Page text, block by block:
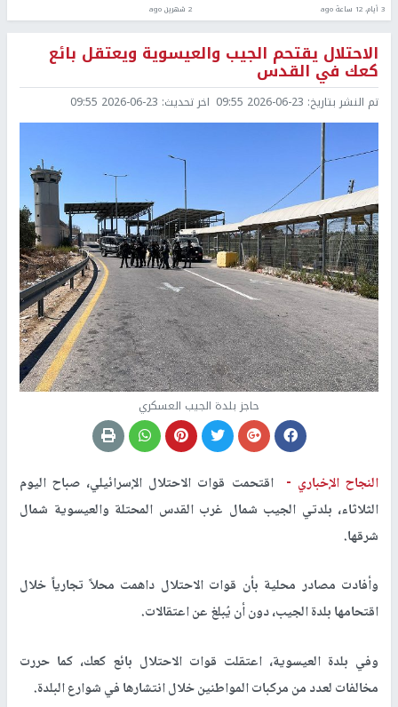
3 أيام، 12 ساعة ago 2 شهرين ago
الاحتلال يقتحم الجيب والعيسوية ويعتقل بائع
كعك في القدس
تم النشر بتاريخ: 2026-06-23 09:55 اخر تحديث: 2026-06-23 09:55
حاجز بلدة الجيب العسكري
النجاح الإخباري - اقتحمت قوات الاحتلال الإسرائيلي، صباح اليوم
الثلاثاء، بلدتي الجيب شمال غرب القدس المحتلة والعيسوية شمال
شرقها.
وأفادت مصادر محلية بأن قوات الاحتلال داهمت محلاً تجارياً خلال
اقتحامها بلدة الجيب، دون أن يُبلغ عن اعتقالات.
وفي بلدة العيسوية، اعتقلت قوات الاحتلال بائع كعك، كما حررت
مخالفات لعدد من مركبات المواطنين خلال انتشارها في شوارع البلدة.